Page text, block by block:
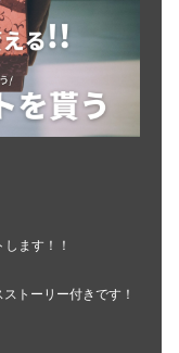
ます！！
トーリー付きです！